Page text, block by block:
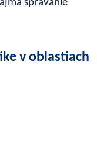
správanie
v oblastiach